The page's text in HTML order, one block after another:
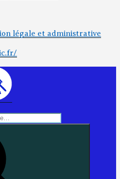
légale et administrative